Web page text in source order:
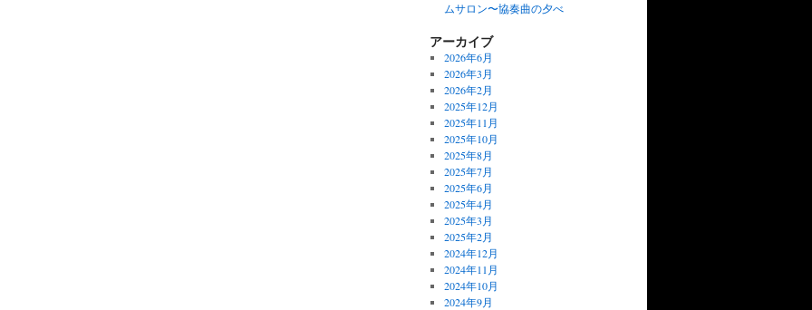
ムサロン〜協奏曲の夕べ
アーカイブ
2026年6月
2026年3月
2026年2月
2025年12月
2025年11月
2025年10月
2025年8月
2025年7月
2025年6月
2025年4月
2025年3月
2025年2月
2024年12月
2024年11月
2024年10月
2024年9月